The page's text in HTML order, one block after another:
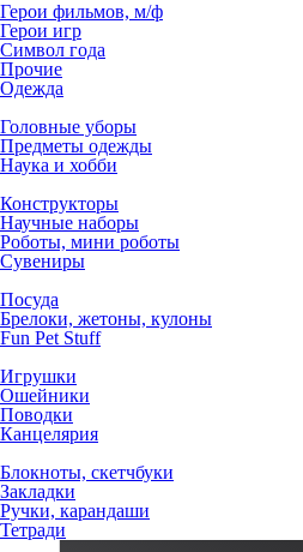
Герои фильмов, м/ф
Герои игр
Символ года
Прочие
Одежда
Головные уборы
Предметы одежды
Наука и хобби
Конструкторы
Научные наборы
Роботы, мини роботы
Сувениры
Посуда
Брелоки, жетоны, кулоны
Fun Pet Stuff
Игрушки
Ошейники
Поводки
Канцелярия
Блокноты, скетчбуки
Закладки
Ручки, карандаши
Тетради